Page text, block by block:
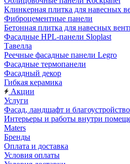
Клинкерная плитка для навесных
Фиброцементные панели
Бетонная плитка для навесных
Фасадные HPL-панели Sloplast
Тавелла
Реечные фасадные панели Legro
Фасадные термопанели
Фасадный декор
Гибкая керамика
Акции
Услуги
Фасад, ландшафт и благоустройство
Интерьеры и работы внутри
Maters
Бренды
Оплата и доставка
Условия оплаты